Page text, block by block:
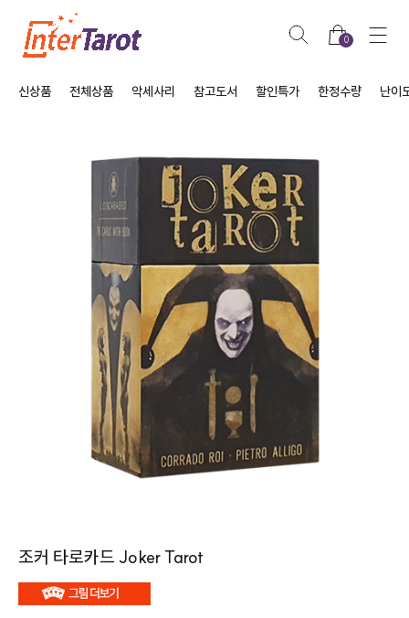
0
신상품 전체상품 악세사리 참고도서 할인특가 한정수량 난이
조커 타로카드 Joker Tarot